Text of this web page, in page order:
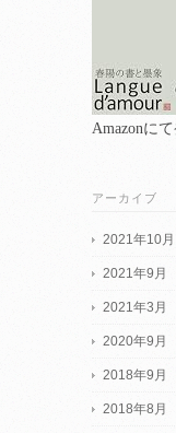
Amazonに
アーカイブ
2021年10月
2021年9月
2021年3月
2020年9月
2018年9月
2018年8月